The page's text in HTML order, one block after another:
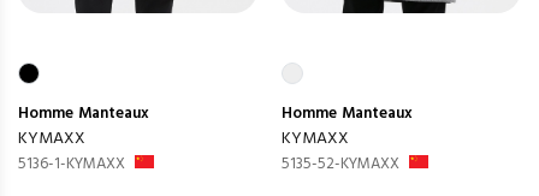
Homme Manteaux
KYMAXX
5136-1-KYMAXX
Homme Manteaux
KYMAXX
5135-52-KYMAXX